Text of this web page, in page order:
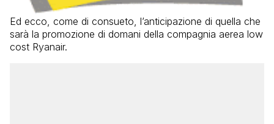
Ed ecco, come di consueto, l’anticipazione di quella che
sarà la promozione di domani della compagnia aerea low
cost Ryanair.